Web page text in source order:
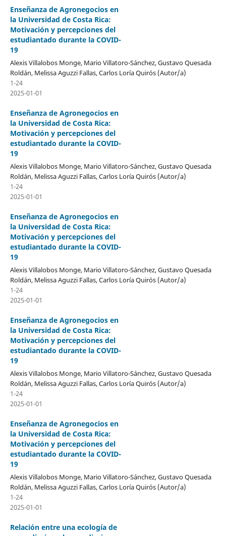
Enseñanza de Agronegocios en
la Universidad de Costa Rica:
Motivación y percepciones del
estudiantado durante la COVID-
19
Alexis Villalobos Monge, Mario Villatoro-Sánchez, Gustavo Quesada
Roldán, Melissa Aguzzi Fallas, Carlos Loría Quirós (Autor/a)
1-24
2025-01-01
Enseñanza de Agronegocios en
la Universidad de Costa Rica:
Motivación y percepciones del
estudiantado durante la COVID-
19
Alexis Villalobos Monge, Mario Villatoro-Sánchez, Gustavo Quesada
Roldán, Melissa Aguzzi Fallas, Carlos Loría Quirós (Autor/a)
1-24
2025-01-01
Enseñanza de Agronegocios en
la Universidad de Costa Rica:
Motivación y percepciones del
estudiantado durante la COVID-
19
Alexis Villalobos Monge, Mario Villatoro-Sánchez, Gustavo Quesada
Roldán, Melissa Aguzzi Fallas, Carlos Loría Quirós (Autor/a)
1-24
2025-01-01
Enseñanza de Agronegocios en
la Universidad de Costa Rica:
Motivación y percepciones del
estudiantado durante la COVID-
19
Alexis Villalobos Monge, Mario Villatoro-Sánchez, Gustavo Quesada
Roldán, Melissa Aguzzi Fallas, Carlos Loría Quirós (Autor/a)
1-24
2025-01-01
Enseñanza de Agronegocios en
la Universidad de Costa Rica:
Motivación y percepciones del
estudiantado durante la COVID-
19
Alexis Villalobos Monge, Mario Villatoro-Sánchez, Gustavo Quesada
Roldán, Melissa Aguzzi Fallas, Carlos Loría Quirós (Autor/a)
1-24
2025-01-01
Relación entre una ecología de